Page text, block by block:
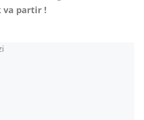
va partir !